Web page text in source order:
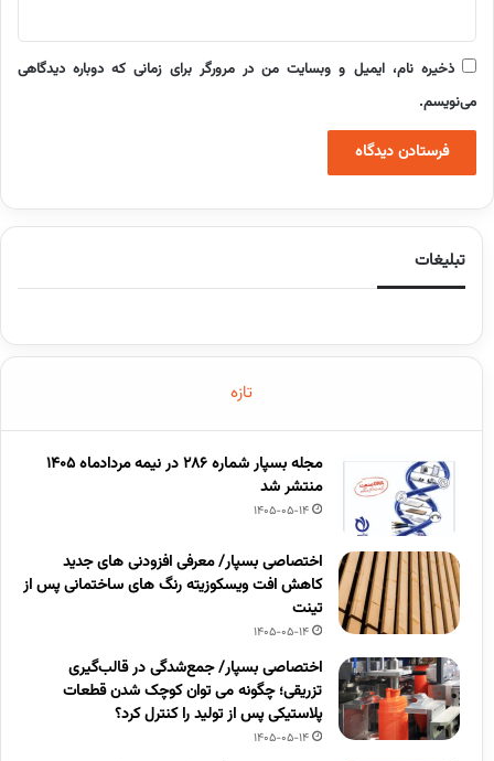
ذخیره نام، ایمیل و وبسایت من در مرورگر برای زمانی که دوباره دیدگاهی
می‌نویسم.
تبلیغات
تازه
مجله بسپار شماره 286 در نیمه مردادماه 1405
منتشر شد
1405-05-14
اختصاصی بسپار/ معرفی افزودنی های جدید
کاهش افت ویسکوزیته رنگ های ساختمانی پس از
تینت
1405-05-14
اختصاصی بسپار/ جمع‌شدگی در قالب‌گیری
تزریقی؛ چگونه می توان کوچک شدن قطعات
پلاستیکی پس از تولید را کنترل کرد؟
1405-05-14